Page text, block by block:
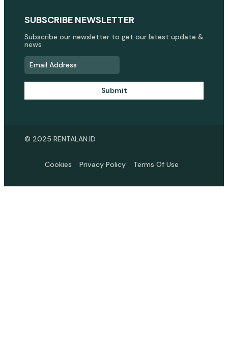
SUBSCRIBE NEWSLETTER
Subscribe our newsletter to get our latest update &
news
Submit
© 2025 RENTALAN.ID
Cookies Privacy Policy Terms Of Use